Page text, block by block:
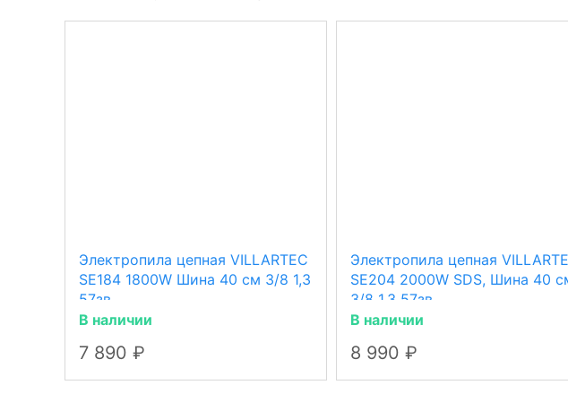
Электропила цепная VILLARTEC
SE184 1800W Шина 40 см 3/8 1,3
57зв.
В наличии
7 890
Электропила цепная
SE204 2000W SDS, Шина 40
3/8 1,3 57зв.
В наличии
8 990